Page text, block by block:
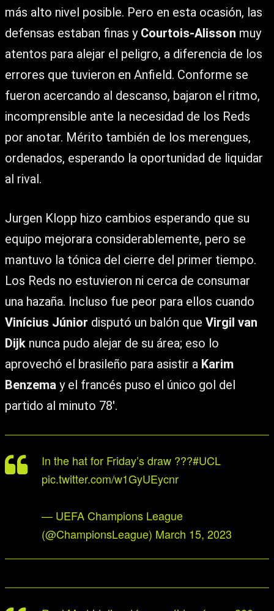
más alto nivel posible. Pero en esta ocasión, las
defensas estaban finas y Courtois-Alisson muy
atentos para alejar el peligro, a diferencia de los
errores que tuvieron en Anfield. Conforme se
fueron acercando al descanso, bajaron el ritmo,
incomprensible ante la necesidad de los Reds
por anotar. Mérito también de los merengues,
ordenados, esperando la oportunidad de liquidar
al rival.
Jurgen Klopp hizo cambios esperando que su
equipo mejorara considerablemente, pero se
mantuvo la tónica del cierre del primer tiempo.
Los Reds no estuvieron ni cerca de consumar
una hazaña. Incluso fue peor para ellos cuando
Vinícius Júnior disputó un balón que Virgil van
Dijk nunca pudo alejar de su área; eso lo
aprovechó el brasileño para asistir a Karim
Benzema y el francés puso el único gol del
partido al minuto 78′.
In the hat for Friday’s draw ???#UCL
pic.twitter.com/w1GyUEycnr
— UEFA Champions League
(@ChampionsLeague) March 15, 2023